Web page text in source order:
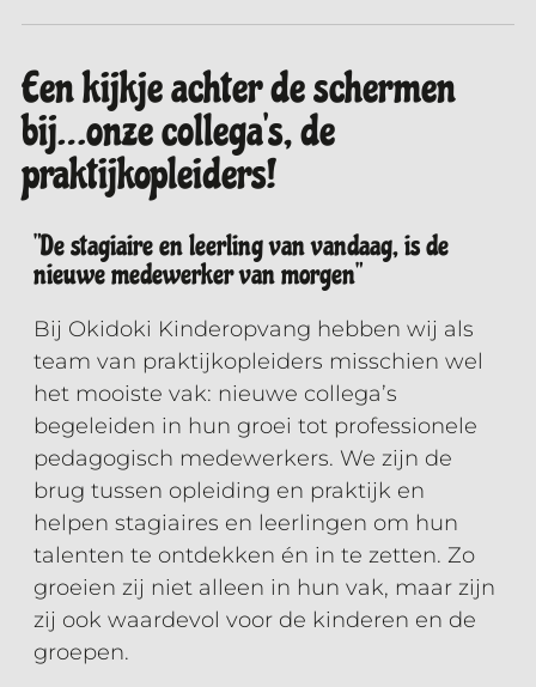
Een kijkje achter de schermen
bij…onze collega’s, de
praktijkopleiders!
"De stagiaire en leerling van vandaag, is de
nieuwe medewerker van morgen"
Bij Okidoki Kinderopvang hebben wij als
team van praktijkopleiders misschien wel
het mooiste vak: nieuwe collega’s
begeleiden in hun groei tot professionele
pedagogisch medewerkers. We zijn de
brug tussen opleiding en praktijk en
helpen stagiaires en leerlingen om hun
talenten te ontdekken én in te zetten. Zo
groeien zij niet alleen in hun vak, maar zijn
zij ook waardevol voor de kinderen en de
groepen.